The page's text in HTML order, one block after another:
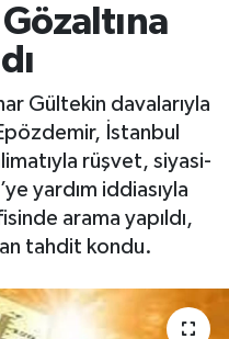
Gültekin davalarıyla
İstanbul
rüşvet, siyasi-
yardım iddiasıyla
arama yapıldı,
tahdit kondu.